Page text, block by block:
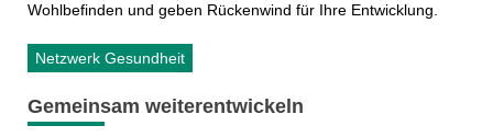
Wohlbefinden und geben Rückenwind für Ihre Entwicklung.
Netzwerk Gesundheit
Gemeinsam weiterentwickeln